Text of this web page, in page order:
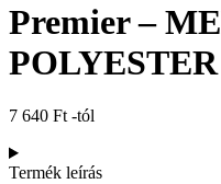
Premier –
7 640 Ft -tól
Termék leírás